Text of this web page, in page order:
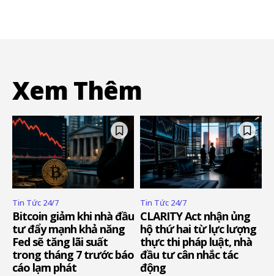
Xem Thêm
Tin Tức 24/7
Bitcoin giảm khi nhà đầu
tư đẩy mạnh khả năng
Fed sẽ tăng lãi suất
trong tháng 7 trước báo
cáo lạm phát
Tin Tức 24/7
CLARITY Act nhận ủng
hộ thứ hai từ lực lượng
thực thi pháp luật, nhà
đầu tư cân nhắc tác
động